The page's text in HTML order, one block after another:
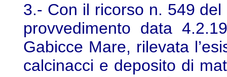
3.- Con il ricorso n. 549 del
provvedimento data
Gabicce Mare, rilevata
calcinacci e deposito di